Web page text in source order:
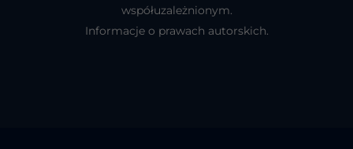
współuzależnionym.
Informacje o prawach autorskich.